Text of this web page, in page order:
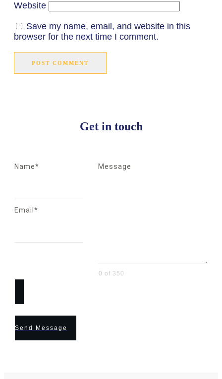
Website
Save my name, email, and website in this
browser for the next time I comment.
POST COMMENT
Get in touch
Name*
Email*
Message
0 of 350
Send Message